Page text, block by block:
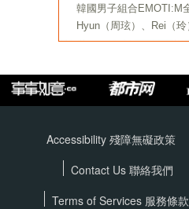
Accessibility 殘障無礙政策
Contact Us 聯絡我們
Terms of Services 服務條款